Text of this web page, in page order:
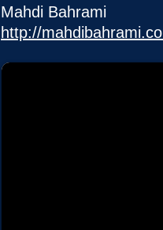
Mahdi Bahrami
http://